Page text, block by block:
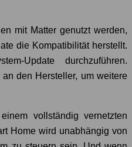
mit Matter genutzt werden,
die Kompatibilität herstellt.
Update durchzuführen.
den Hersteller, um weitere
vollständig vernetzten
Home wird unabhängig von